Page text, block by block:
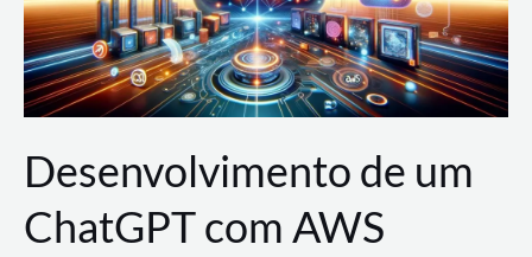
Cloud,
AWS
e
Azure
Desenvolvimento de um
ChatGPT com AWS